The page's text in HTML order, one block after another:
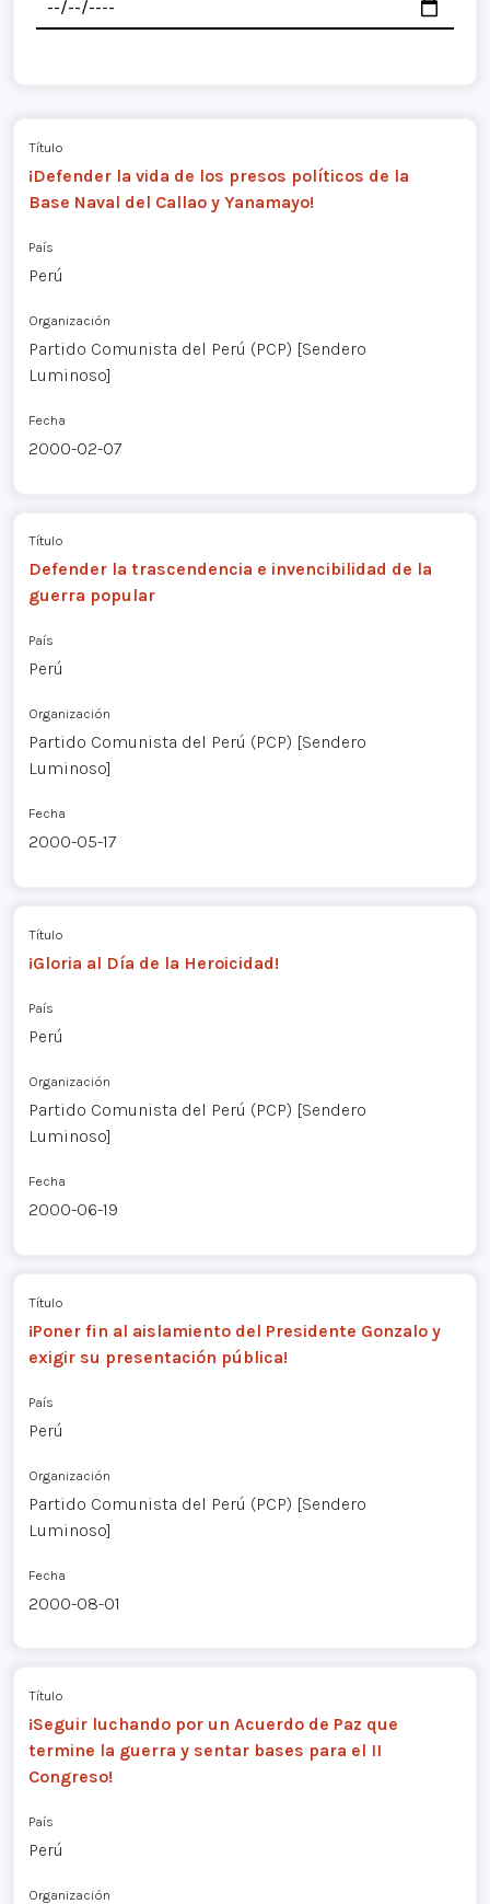
Título
¡Defender la vida de los presos políticos de la
Base Naval del Callao y Yanamayo!
País
Perú
Organización
Partido Comunista del Perú (PCP) [Sendero
Luminoso]
Fecha
2000-02-07
Título
Defender la trascendencia e invencibilidad de la
guerra popular
País
Perú
Organización
Partido Comunista del Perú (PCP) [Sendero
Luminoso]
Fecha
2000-05-17
Título
¡Gloria al Día de la Heroicidad!
País
Perú
Organización
Partido Comunista del Perú (PCP) [Sendero
Luminoso]
Fecha
2000-06-19
Título
¡Poner fin al aislamiento del Presidente Gonzalo y
exigir su presentación pública!
País
Perú
Organización
Partido Comunista del Perú (PCP) [Sendero
Luminoso]
Fecha
2000-08-01
Título
¡Seguir luchando por un Acuerdo de Paz que
termine la guerra y sentar bases para el II
Congreso!
País
Perú
Organización